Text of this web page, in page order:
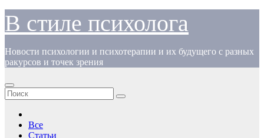
Перейти
содержимому
В стиле психолога
Новости психологии и психотерапии и их будущего с разных
ракурсов и точек зрения
Все
Статьи